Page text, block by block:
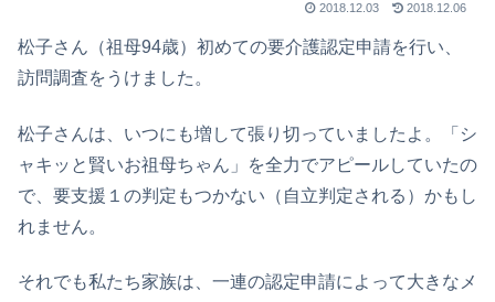
2018.12.03 2018.12.06
松子さん（祖母94歳）初めての要介護認定申請を行い、
訪問調査をうけました。
松子さんは、いつにも増して張り切っていましたよ。「シ
ャキッと賢いお祖母ちゃん」を全力でアピールしていたの
で、要支援１の判定もつかない（自立判定される）かもし
れません。
それでも私たち家族は、一連の認定申請によって大きなメ